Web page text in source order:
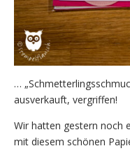
…
ausverkauft, vergriffen!
Wir hatten gestern noch
mit diesem schönen